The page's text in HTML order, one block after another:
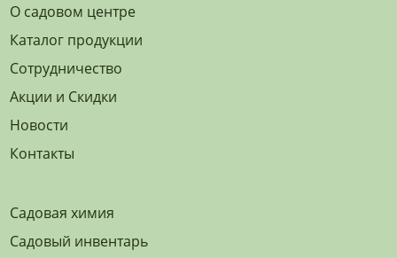
О садовом центре
Каталог продукции
Сотрудничество
Акции и Скидки
Новости
Контакты
Садовая химия
Садовый инвентарь